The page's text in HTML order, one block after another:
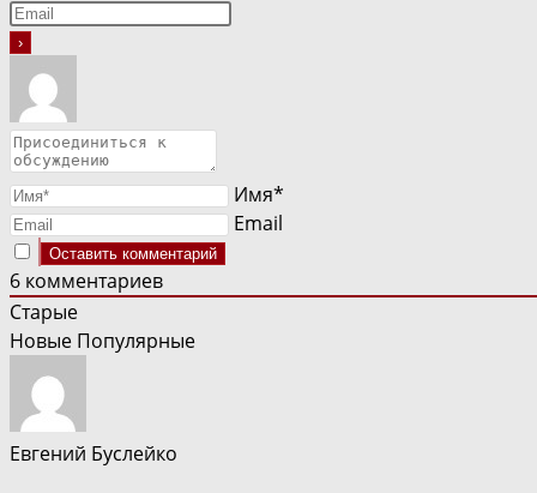
Имя*
Email
6 комментариев
Старые
Новые Популярные
Евгений Буслейко